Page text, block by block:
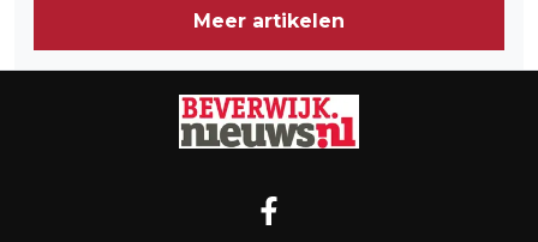
Meer artikelen